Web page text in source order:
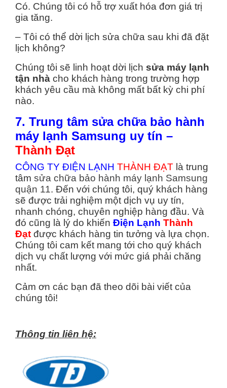
Có. Chúng tôi có hỗ trợ xuất hóa đơn giá trị
gia tăng.
– Tôi có thể dời lịch sửa chữa sau khi đã đặt
lịch không?
Chúng tôi sẽ linh hoạt dời lịch sửa máy lạnh
tận nhà cho khách hàng trong trường hợp
khách yêu cầu mà không mất bất kỳ chi phí
nào.
7. Trung tâm sửa chữa bảo hành
máy lạnh Samsung uy tín –
Thành Đạt
CÔNG TY ĐIỆN LẠNH THÀNH ĐẠT là trung
tâm sửa chữa bảo hành máy lạnh Samsung
quận 11. Đến với chúng tôi, quý khách hàng
sẽ được trải nghiệm một dịch vụ uy tín,
nhanh chóng, chuyên nghiệp hàng đầu. Và
đó cũng là lý do khiến Điện Lạnh Thành
Đạt được khách hàng tin tưởng và lựa chọn.
Chúng tôi cam kết mang tới cho quý khách
dịch vụ chất lượng với mức giá phải chăng
nhất.
Cảm ơn các bạn đã theo dõi bài viết của
chúng tôi!
Thông tin liên hệ: